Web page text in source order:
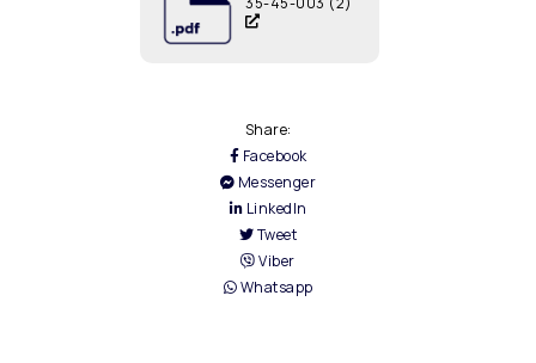
Share:
Facebook
Messenger
LinkedIn
Tweet
Viber
Whatsapp